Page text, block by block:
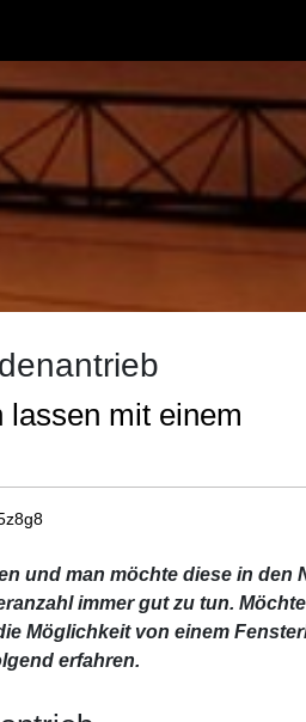
mit einem
und man möchte diese in den
immer gut zu tun.
Möglichkeit von einem
erfahren.